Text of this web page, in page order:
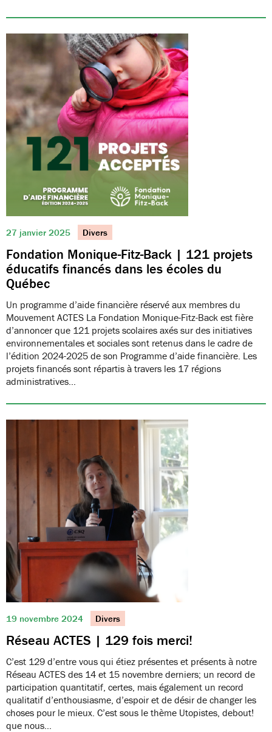
27 janvier 2025 Divers
Fondation Monique-Fitz-Back | 121 projets
éducatifs financés dans les écoles du
Québec
Un programme d’aide financière réservé aux membres du
Mouvement ACTES La Fondation Monique-Fitz-Back est fière
d’annoncer que 121 projets scolaires axés sur des initiatives
environnementales et sociales sont retenus dans le cadre de
l’édition 2024-2025 de son Programme d’aide financière. Les
projets financés sont répartis à travers les 17 régions
administratives…
19 novembre 2024 Divers
Réseau ACTES | 129 fois merci!
C’est 129 d’entre vous qui étiez présentes et présents à notre
Réseau ACTES des 14 et 15 novembre derniers; un record de
participation quantitatif, certes, mais également un record
qualitatif d’enthousiasme, d’espoir et de désir de changer les
choses pour le mieux. C’est sous le thème Utopistes, debout!
que nous…